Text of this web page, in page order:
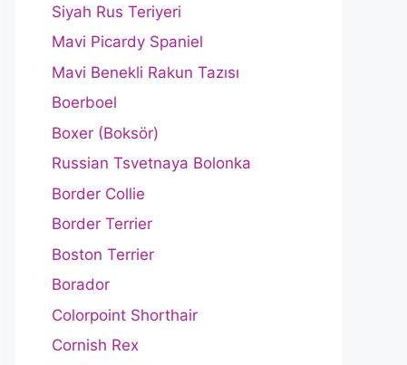
Siyah Rus Teriyeri
Mavi Picardy Spaniel
Mavi Benekli Rakun Tazısı
Boerboel
Boxer (Boksör)
Russian Tsvetnaya Bolonka
Border Collie
Border Terrier
Boston Terrier
Borador
Colorpoint Shorthair
Cornish Rex